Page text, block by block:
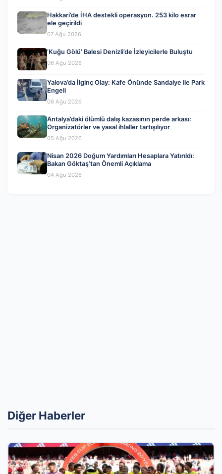
Hakkari’de İHA destekli operasyon. 253 kilo esrar
ele geçirildi
07 Ağu 2026
‘Kuğu Gölü’ Balesi Denizli’de İzleyicilerle Buluştu
06 Ağu 2026
Yalova’da İlginç Olay: Kafe Önünde Sandalye ile Park
Engeli
06 Ağu 2026
Antalya’daki ölümlü dalış kazasının perde arkası:
Organizatörler ve yasal ihlaller tartışılıyor
05 Ağu 2026
Nisan 2026 Doğum Yardımları Hesaplara Yatırıldı:
Bakan Göktaş’tan Önemli Açıklama
04 Ağu 2026
Diğer Haberler